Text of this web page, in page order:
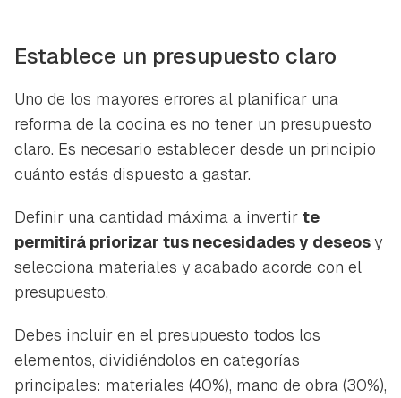
Establece un presupuesto claro
Uno de los mayores errores al planificar una
reforma de la cocina es no tener un presupuesto
claro. Es necesario establecer desde un principio
cuánto estás dispuesto a gastar.
Definir una cantidad máxima a invertir te
permitirá priorizar tus necesidades y deseosy
selecciona materiales y acabado acorde con el
presupuesto.
Debes incluir en el presupuesto todos los
elementos, dividiéndolos en categorías
principales: materiales (40%), mano de obra (30%),